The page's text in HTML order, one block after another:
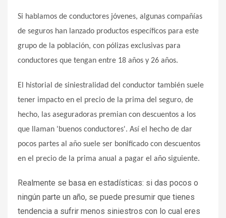
Si hablamos de conductores jóvenes, algunas compañías
de seguros han lanzado productos específicos para este
grupo de la población, con pólizas exclusivas para
conductores que tengan entre 18 años y 26 años.
El historial de siniestralidad del conductor también suele
tener impacto en el precio de la prima del seguro, de
hecho, las aseguradoras premian con descuentos a los
que llaman 'buenos conductores'. Así el hecho de dar
pocos partes al año suele ser bonificado con descuentos
en el precio de la prima anual a pagar el año siguiente.
Realmente se basa en estadísticas: si das pocos o
ningún parte un año, se puede presumir que tienes
tendencia a sufrir menos siniestros con lo cual eres